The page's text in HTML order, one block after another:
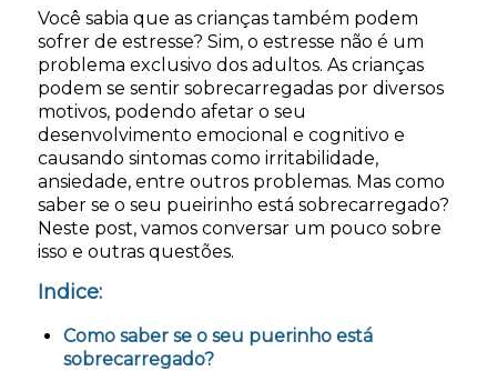
Você sabia que as crianças também podem
sofrer de estresse? Sim, o estresse não é um
problema exclusivo dos adultos. As crianças
podem se sentir sobrecarregadas por diversos
motivos, podendo afetar o seu
desenvolvimento emocional e cognitivo e
causando sintomas como irritabilidade,
ansiedade, entre outros problemas. Mas como
saber se o seu pueirinho está sobrecarregado?
Neste post, vamos conversar um pouco sobre
isso e outras questões.
Indice:
Como saber se o seu puerinho está
sobrecarregado?